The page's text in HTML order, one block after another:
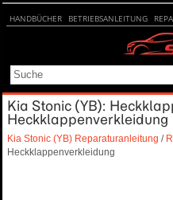
HANDBÜCHER BETRIEBSANLEITUNG
Kia Stonic (YB):
Heckklappenverkleidung
Kia Stonic (YB) Reparaturanleitung /
Heckklappenverkleidung